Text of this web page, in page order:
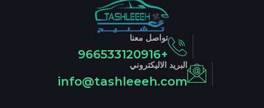
تواصل معنا
+966533120916
البريد الاليكتروني
info@tashleeeh.com